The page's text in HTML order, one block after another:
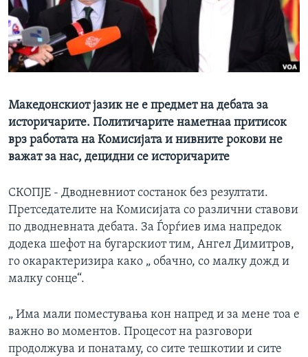
ИНТЕРВЈУА
Јазици
Македонскиот јазик не е предмет на дебата за
историчарите. Политичарите наметнаа притисок
врз работата на Комисијата и нивните рокови не
важат за нас, децидни се историчарите
СКОПЈЕ - Дводневниот состанок без резултати.
Претседателите на Комисијата со различни ставови
по дводневната дебата. За Ѓорѓиев има напредок
додека шефот на бугарскиот тим, Ангел Димитров,
го окарактеризира како „ обачно, со малку дожд и
малку сонце“.
„ Има мали поместувања кон напред и за мене тоа е
важно во моментов. Процесот на разговори
продолжува и понатаму, со сите тешкотии и сите